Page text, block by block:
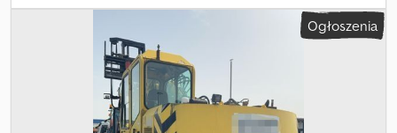
napęd na wszystkie koła, łyżka standardowa, 5% dodatkowego
rabatu na zamówienia składane online: schuetze-handel Numer
katalogowy: 0320092 Ładowarka uniwersalna 0,8T, 25 KM, silnik
Diesla / Euro 5! Certyfikat CE Wymiary: 460x160x252 cm Napęd na
wszystkie koła Łyżka Hak holowniczy i szybkozłącze, automatyczny
przekładnik momentu obrotowego Kabina zamykana, ogrzewanie,
radio, kamera cofania, pasy bezpieczeństwa, gaśnica 12 V 4
Ogłoszenia